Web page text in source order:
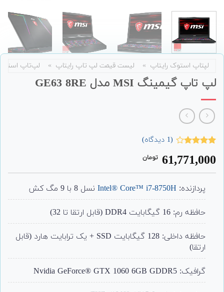
لپتاپ استوک رایتاپ » لیست قیمت لپ تاپ رایتاپ » لپ‌تاپ
لپ تاپ گیمینگ MSI مدل GE63 8RE
4.00
از 5
مشتری
(
1 دیدگاه)
61,771,000 تومان
پردازنده: Intel® Core™ i7-8750Hنسل 8 با 9 مگ کش
حافظه رم: 16 گیگابایت DDR4 (قابل ارتقا تا 32)
حافظه داخلی: 128 گیگابایت SSD + یک ترابایت هارد (قابل
ارتقا)
گرافیک: Nvidia GeForce® GTX 1060 6GB GDDR5